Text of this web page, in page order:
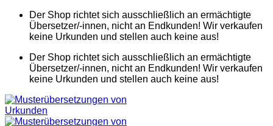
Zum
springen
Der Shop richtet sich ausschließlich an ermächtigte
Übersetzer/-innen, nicht an Endkunden! Wir verkaufen
keine Urkunden und stellen auch keine aus!
Der Shop richtet sich ausschließlich an ermächtigte
Übersetzer/-innen, nicht an Endkunden! Wir verkaufen
keine Urkunden und stellen auch keine aus!